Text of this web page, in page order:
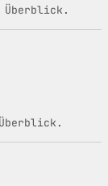
Überblick.